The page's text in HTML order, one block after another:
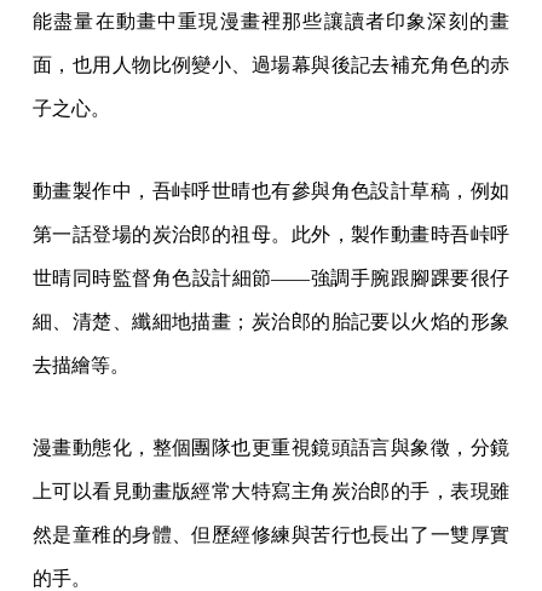
能盡量在動畫中重現漫畫裡那些讓讀者印象深刻的畫
面，也用人物比例變小、過場幕與後記去補充角色的赤
子之心。
動畫製作中，吾峠呼世晴也有參與角色設計草稿，例如
第一話登場的炭治郎的祖母。此外，製作動畫時吾峠呼
世晴同時監督角色設計細節——強調手腕跟腳踝要很仔
細、清楚、纖細地描畫；炭治郎的胎記要以火焰的形象
去描繪等。
漫畫動態化，整個團隊也更重視鏡頭語言與象徵，分鏡
上可以看見動畫版經常大特寫主角炭治郎的手，表現雖
然是童稚的身體、但歷經修練與苦行也長出了一雙厚實
的手。